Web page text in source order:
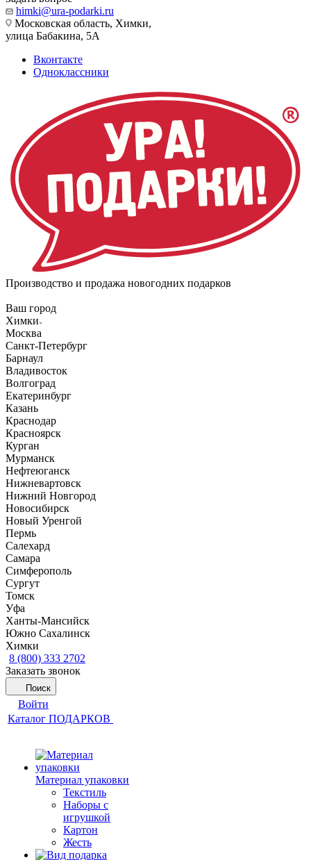
himki@ura-podarki.ru
Московская область, Химки,
улица Бабакина, 5А
Вконтакте
Одноклассники
Производство и продажа новогодних подарков
Ваш город
Химки
Москва
Санкт-Петербург
Барнаул
Владивосток
Волгоград
Екатеринбург
Казань
Краснодар
Красноярск
Курган
Мурманск
Нефтеюганск
Нижневартовск
Нижний Новгород
Новосибирск
Новый Уренгой
Пермь
Салехард
Самара
Симферополь
Сургут
Томск
Уфа
Ханты-Мансийск
Южно Сахалинск
Химки
8 (800) 333 2702
Заказать звонок
Поиск
Войти
Каталог ПОДАРКОВ
Материал упаковки
Текстиль
Наборы с
игрушкой
Картон
Жесть